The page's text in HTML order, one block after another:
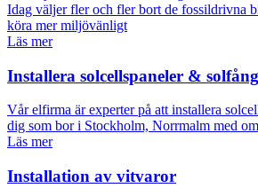
Idag väljer fler och fler bort de fossildrivna
köra mer miljövänligt
Läs mer
Installera solcellspaneler &
Vår elfirma är experter på att installera
dig som bor i Stockholm, Norrmalm med
Läs mer
Installation av vitvaror